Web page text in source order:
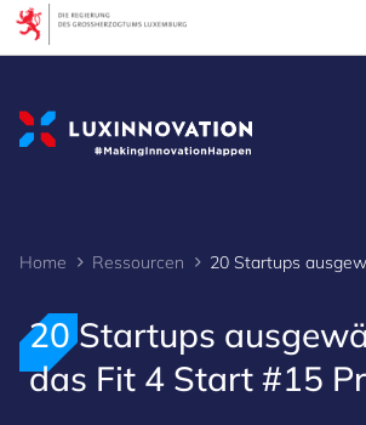
Home Ressourcen
20 Startups
das Fit 4 Start #15
Cookies management panel